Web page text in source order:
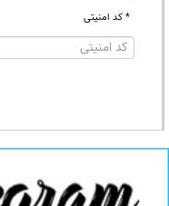
* کد امنیتی